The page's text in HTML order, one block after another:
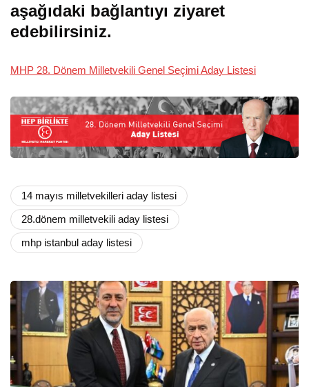
aşağıdaki bağlantıyı ziyaret
edebilirsiniz.
MHP 28. Dönem Milletvekili Genel Seçimi Aday Listesi
14 mayıs milletvekilleri aday listesi
28.dönem milletvekili aday listesi
mhp istanbul aday listesi